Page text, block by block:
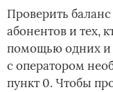
Проверить
абонентов и тех,
помощью одних и
с оператором
пункт 0. Чтобы